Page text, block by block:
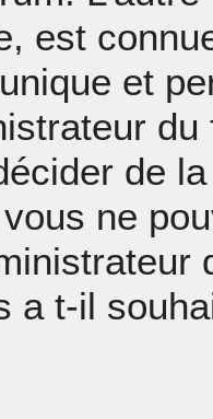
est
et
de
ne
a t-il